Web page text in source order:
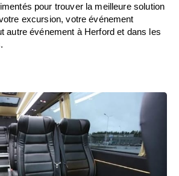
pour trouver la meilleure solution
excursion, votre événement
autre événement à Herford et dans les